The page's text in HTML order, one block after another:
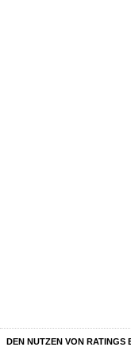
DEN NUTZEN VON RATINGS